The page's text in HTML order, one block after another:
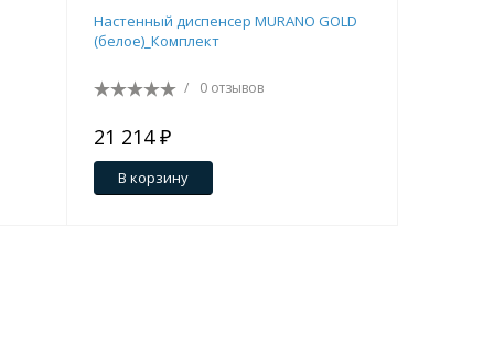
Настенный диспенсер MURANO GOLD
(белое)_Комплект
/ 0 отзывов
21 214 ₽
В корзину